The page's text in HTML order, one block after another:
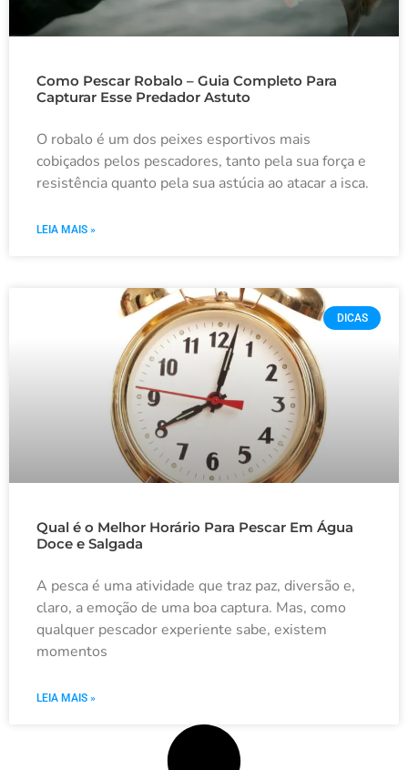
Como Pescar Robalo – Guia Completo Para
Capturar Esse Predador Astuto
O robalo é um dos peixes esportivos mais
cobiçados pelos pescadores, tanto pela sua força e
resistência quanto pela sua astúcia ao atacar a isca.
LEIA MAIS »
DICAS
Qual é o Melhor Horário Para Pescar Em Água
Doce e Salgada
A pesca é uma atividade que traz paz, diversão e,
claro, a emoção de uma boa captura. Mas, como
qualquer pescador experiente sabe, existem
momentos
LEIA MAIS »